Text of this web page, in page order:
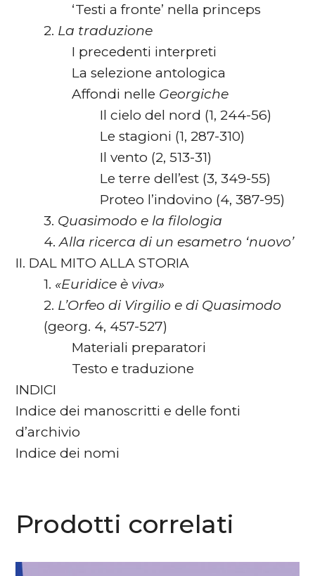
‘Testi a fronte’ nella princeps
2. La traduzione
I precedenti interpreti
La selezione antologica
Affondi nelle Georgiche
Il cielo del nord (1, 244-56)
Le stagioni (1, 287-310)
Il vento (2, 513-31)
Le terre dell’est (3, 349-55)
Proteo l’indovino (4, 387-95)
3. Quasimodo e la filologia
4. Alla ricerca di un esametro ‘nuovo’
II. DAL MITO ALLA STORIA
1. «Euridice è viva»
2. L’Orfeo di Virgilio e di Quasimodo
(georg. 4, 457-527)
Materiali preparatori
Testo e traduzione
INDICI
Indice dei manoscritti e delle fonti
d’archivio
Indice dei nomi
Prodotti correlati